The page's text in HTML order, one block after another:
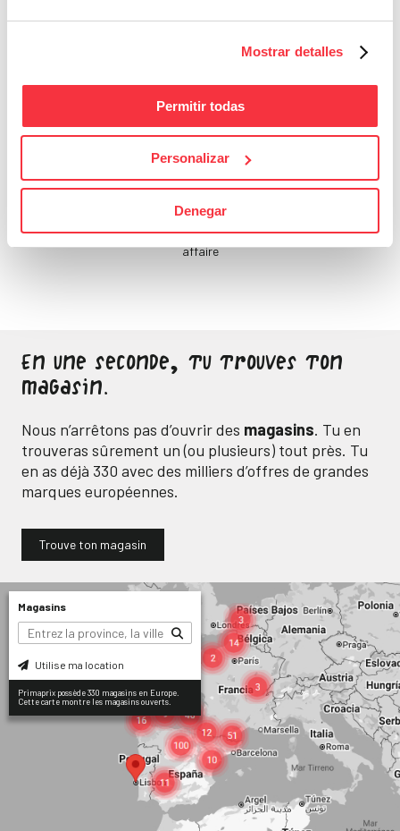
Mostrar detalles
Permitir todas
Personalizar
Denegar
Bons Plans
Sois attentif, ne laisse
passer aucune bonne
affaire
En une seconde, tu trouves ton
magasin.
Nous n’arrêtons pas d’ouvrir des magasins. Tu en
trouveras sûrement un (ou plusieurs) tout près. Tu
en as déjà 330 avec des milliers d’offres de grandes
marques européennes.
Trouve ton magasin
Magasins
Utilise ma location
Primaprix possède 330 magasins en Europe.
Cette carte montre les magasins ouverts.